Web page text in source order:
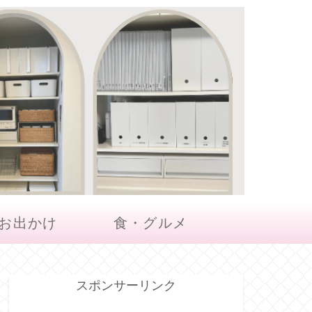
出かけ 食・グルメ
スポンサーリンク